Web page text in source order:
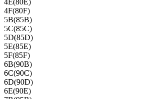
4F(80F)
5B(85B)
5C(85C)
5D(85D)
5E(85E)
5F(85F)
6B(90B)
6C(90C)
6D(90D)
6E(90E)